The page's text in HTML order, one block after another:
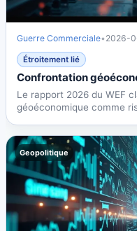
Guerre Commerciale• 2026-
Étroitement lié
Confrontation
Le rapport 2026 du WEF
géoéconomique comme
Geopolitique